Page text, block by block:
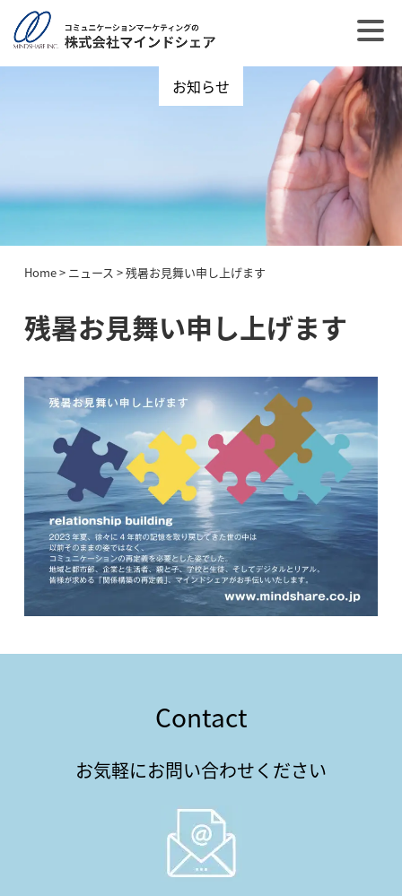
お知らせ
Home> ニュース >残暑お見舞い申し上げます
残暑お見舞い申し上げます
Contact
お気軽にお問い合わせください